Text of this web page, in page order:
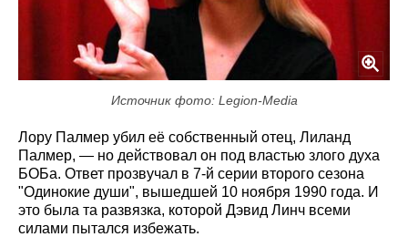
Источник фото: Legion-Media
Лору Палмер убил её собственный отец, Лиланд
Палмер, — но действовал он под властью злого духа
БОБа. Ответ прозвучал в 7-й серии второго сезона
"Одинокие души", вышедшей 10 ноября 1990 года. И
это была та развязка, которой Дэвид Линч всеми
силами пытался избежать.